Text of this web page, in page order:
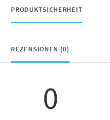
PRODUKTSICHERHEIT
REZENSIONEN (0)
0